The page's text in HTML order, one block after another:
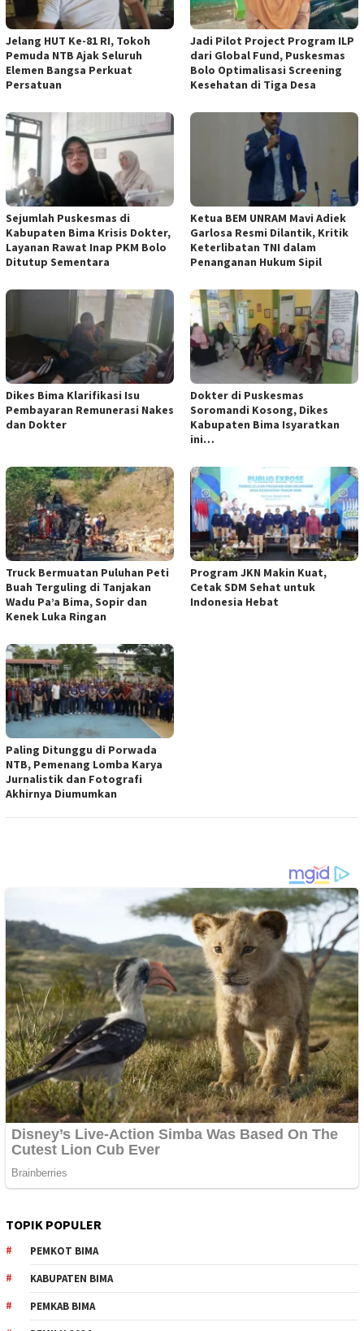
Jelang HUT Ke-81 RI, Tokoh
Pemuda NTB Ajak Seluruh
Elemen Bangsa Perkuat
Persatuan
Jadi Pilot Project Program ILP
dari Global Fund, Puskesmas
Bolo Optimalisasi Screening
Kesehatan di Tiga Desa
Sejumlah Puskesmas di
Kabupaten Bima Krisis Dokter,
Layanan Rawat Inap PKM Bolo
Ditutup Sementara
Ketua BEM UNRAM Mavi Adiek
Garlosa Resmi Dilantik, Kritik
Keterlibatan TNI dalam
Penanganan Hukum Sipil
Dikes Bima Klarifikasi Isu
Pembayaran Remunerasi Nakes
dan Dokter
Dokter di Puskesmas
Soromandi Kosong, Dikes
Kabupaten Bima Isyaratkan
ini…
Truck Bermuatan Puluhan Peti
Buah Terguling di Tanjakan
Wadu Pa’a Bima, Sopir dan
Kenek Luka Ringan
Program JKN Makin Kuat,
Cetak SDM Sehat untuk
Indonesia Hebat
Paling Ditunggu di Porwada
NTB, Pemenang Lomba Karya
Jurnalistik dan Fotografi
Akhirnya Diumumkan
TOPIK POPULER
PEMKOT BIMA
KABUPATEN BIMA
PEMKAB BIMA